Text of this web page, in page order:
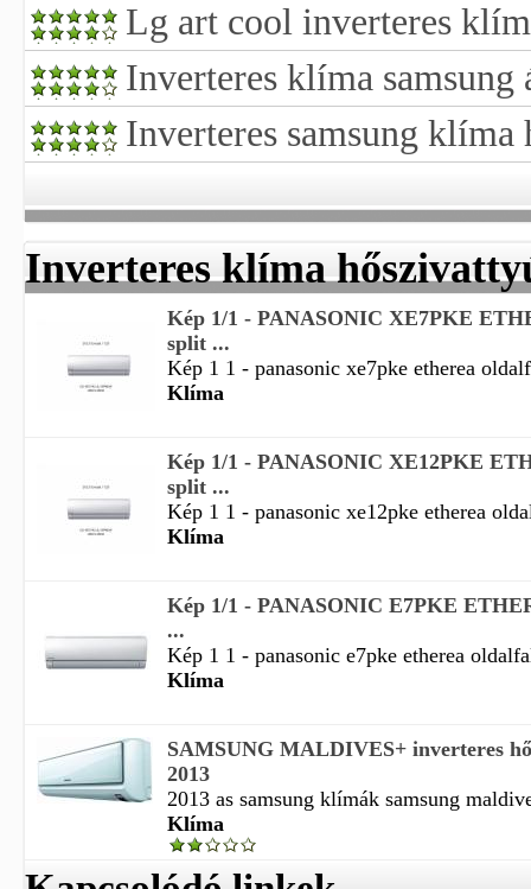
Lg art cool inverteres
Inverteres klíma samsung
Inverteres samsung klíma
Inverteres klíma
Kép 1/1 - PANASONIC XE7PKE
split ...
Kép 1 1 - panasonic xe7pke etherea
Klíma
Kép 1/1 - PANASONIC XE12PKE
split ...
Kép 1 1 - panasonic xe12pke etherea
Klíma
Kép 1/1 - PANASONIC E7PKE
...
Kép 1 1 - panasonic e7pke etherea
Klíma
SAMSUNG MALDIVES+ inverteres
2013
2013 as samsung klímák samsung
Klíma